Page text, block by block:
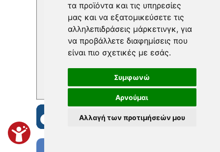
τα προϊόντα και τις υπηρεσίες
μας και να εξατομικεύσετε τις
αλληλεπιδράσεις μάρκετινγκ, για
να προβάλλετε διαφημίσεις που
είναι πιο σχετικές με εσάς.
Συμφωνώ
Αρνούμαι
Αλλαγή των προτιμήσεών μου